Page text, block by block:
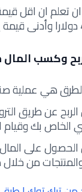
تعلم ان اقل
وكسب
هي عملية
عن طريق
الخاص بك وقيام
على المال
من